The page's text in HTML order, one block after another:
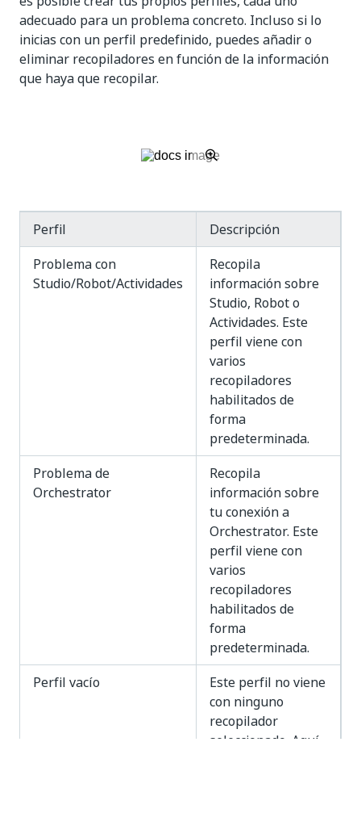
adecuado para un problema concreto. Incluso si lo
inicias con un perfil predefinido, puedes añadir o
eliminar recopiladores en función de la información
que haya que recopilar.
Perfil
Descripción
Problema con
Studio/Robot/Actividades
Recopila
información sobre
Studio, Robot o
Actividades. Este
perfil viene con
varios
recopiladores
habilitados de
forma
predeterminada.
Problema de
Orchestrator
Recopila
información sobre
tu conexión a
Orchestrator. Este
perfil viene con
varios
recopiladores
habilitados de
forma
predeterminada.
Perfil vacío
Este perfil no viene
con ninguno
recopilador
seleccionado. Aquí